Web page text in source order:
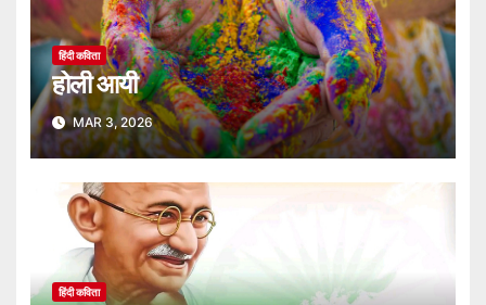
हिंदी कविता
होली आयी
MAR 3, 2026
हिंदी कविता